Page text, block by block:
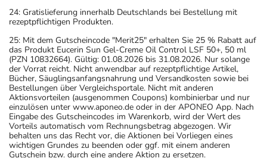
24: Gratislieferung innerhalb Deutschlands bei Bestellung mit
rezeptpflichtigen Produkten.
25: Mit dem Gutscheincode "Merit25" erhalten Sie 25 % Rabatt auf
das Produkt Eucerin Sun Gel-Creme Oil Control LSF 50+, 50 ml
(PZN 10832664). Gültig: 01.08.2026 bis 31.08.2026. Nur solange
der Vorrat reicht. Nicht anwendbar auf rezeptpflichtige Artikel,
Bücher, Säuglingsanfangsnahrung und Versandkosten sowie bei
Bestellungen über Vergleichsportale. Nicht mit anderen
Aktionsvorteilen (ausgenommen Coupons) kombinierbar und nur
einzulösen unter www.aponeo.de oder in der APONEO App. Nach
Eingabe des Gutscheincodes im Warenkorb, wird der Wert des
Vorteils automatisch vom Rechnungsbetrag abgezogen. Wir
behalten uns das Recht vor, die Aktionen bei Vorliegen eines
wichtigen Grundes zu beenden oder ggf. mit einem anderen
Gutschein bzw. durch eine andere Aktion zu ersetzen.